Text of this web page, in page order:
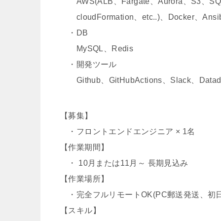
cloudFormation、etc..)、Docker、
・DB
MySQL、Redis
・開発ツール
Github、GitHubActions、Slack、
【募集】
・フロントエンドエンジニア × 1名
【作業期間】
・ 10月または11月～ 長期見込み
【作業場所】
・完全フルリモートOK(PC郵送発送、初
【スキル】